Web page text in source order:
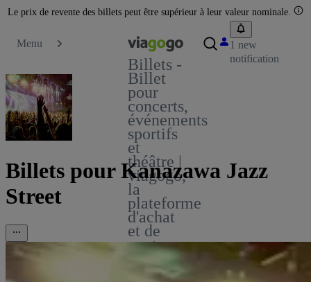
Le prix de revente des billets peut être supérieur à leur valeur nominale.
Menu
Billets -
Billet
pour
concerts,
événements
sportifs
et
théâtre |
viagogo,
la
plateforme
d'achat
et de
vente
de
billets
1 new
notification
Billets pour Kanazawa Jazz
Street